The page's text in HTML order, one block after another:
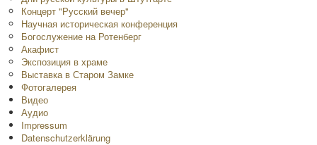
Концерт "Русский вечер"
Научная историческая конференция
Богослужение на Ротенберг
Акафист
Экспозиция в храме
Выставка в Старом Замке
Фотогалерея
Видео
Аудио
Impressum
Datenschutzerklärung